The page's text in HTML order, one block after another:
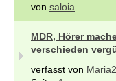
von saloia
MDR, Hörer
verschieden
verfasst von Maria2